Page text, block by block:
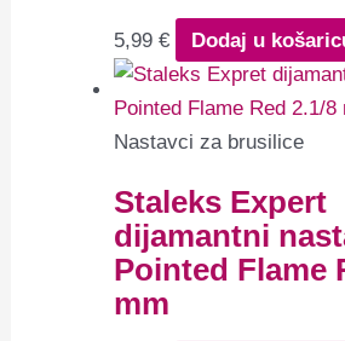
5,99€ Dodaj u
Nastavci za brusilice
Staleks Expert
dijamantni
Pointed Flame
mm